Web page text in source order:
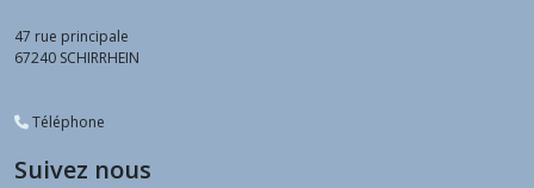
47 rue principale
67240 SCHIRRHEIN
Téléphone
Suivez nous